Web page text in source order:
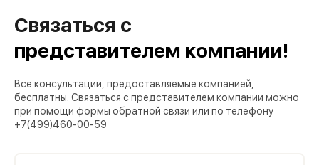
Связаться с
представителем компании!
Все консультации, предоставляемые компанией,
бесплатны. Связаться с представителем компании можно
при помощи формы обратной связи или по телефону
+7(499)460-00-59